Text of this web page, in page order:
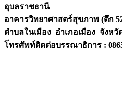
อุบลราชธานี
อาคารวิทยาศาสตร์สุขภาพ (ตึก
ตำบลในเมือง อำเภอเมือง จังห
โทรศัพท์ติดต่อบรรณาธิการ :